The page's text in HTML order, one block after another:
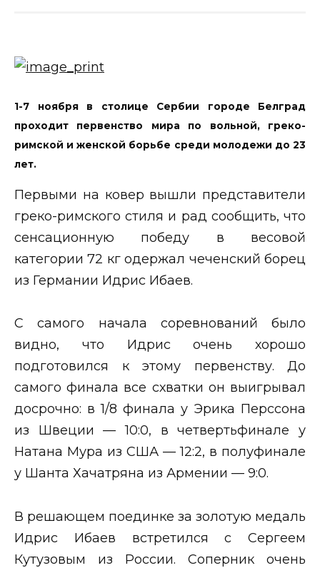
1-7 ноября в столице Сербии городе Белград
проходит первенство мира по вольной, греко-
римской и женской борьбе среди молодежи до 23
лет.
Первыми на ковер вышли представители
греко-римского стиля и рад сообщить, что
сенсационную победу в весовой
категории 72 кг одержал чеченский борец
из Германии Идрис Ибаев.
С самого начала соревнований было
видно, что Идрис очень хорошо
подготовился к этому первенству. До
самого финала все схватки он выигрывал
досрочно: в 1/8 финала у Эрика Перссона
из Швеции — 10:0, в четвертьфинале у
Натана Мура из США — 12:2, в полуфинале
у Шанта Хачатряна из Армении — 9:0.
В решающем поединке за золотую медаль
Идрис Ибаев встретился с Сергеем
Кутузовым из России. Соперник очень